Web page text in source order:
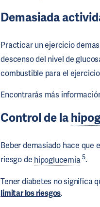
Demasiada
Practicar un ejercicio
descenso del nivel de
combustible para el ejercicio
Encontrarás más
Control de la
Beber demasiado hace que
riesgo de hipoglucemia 5.
Tener diabetes no significa
limitar los riesgos.